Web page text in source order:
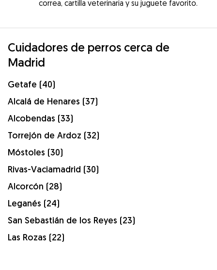
correa, cartilla veterinaria y su juguete favorito.
Cuidadores de perros cerca de
Madrid
Getafe (40)
Alcalá de Henares (37)
Alcobendas (33)
Torrejón de Ardoz (32)
Móstoles (30)
Rivas-Vaciamadrid (30)
Alcorcón (28)
Leganés (24)
San Sebastián de los Reyes (23)
Las Rozas (22)